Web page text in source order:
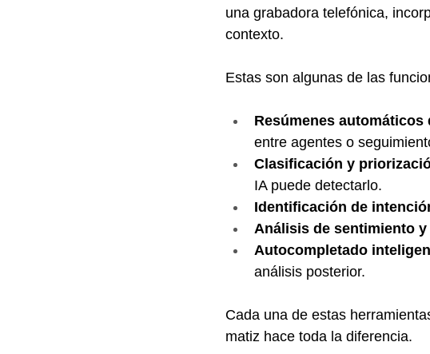
una grabadora telefónica,
contexto.
Estas son algunas de las
Resúmenes
entre agentes o
Clasificación y
IA puede detectarlo.
Identificación de
Análisis de sentimiento
Autocompletado
análisis posterior.
Cada una de estas
matiz hace toda la diferencia.